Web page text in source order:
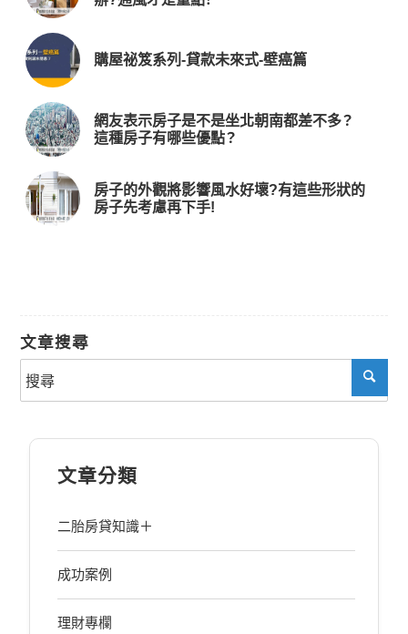
購屋祕笈系列-貸款未來式-壁癌篇
網友表示房子是不是坐北朝南都差不多？
這種房子有哪些優點？
房子的外觀將影響風水好壞?有這些形狀的
房子先考慮再下手!
文章搜尋
文章分類
二胎房貸知識＋
成功案例
理財專欄